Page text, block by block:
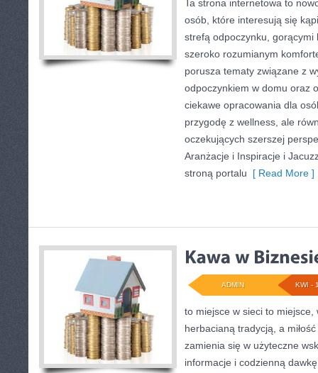
Ta strona internetowa to
osób, które interesują się
strefą odpoczynku,
szeroko rozumianym
porusza tematy związane z
odpoczynkiem w domu oraz
ciekawe opracowania dla
przygodę z wellness, ale
oczekujących szerszej
Aranżacje i Inspiracje i
stroną portalu [ Read More ]
KWI -
ADMIN
to miejsce w sieci to
herbacianą tradycją, a
zamienia się w użyteczne
informacje i codzienną